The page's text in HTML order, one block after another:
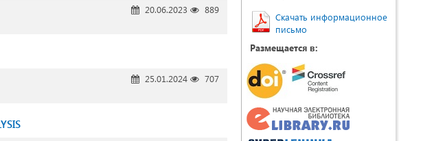
20.06.2023
889
25.01.2024
707
Скачать информационное
письмо
Размещается в: